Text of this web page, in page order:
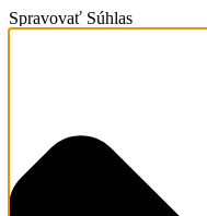
Spravovať Súhlas